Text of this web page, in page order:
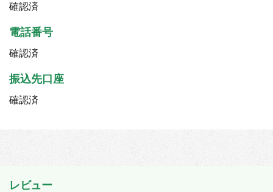
確認済
電話番号
確認済
振込先口座
確認済
レビュー